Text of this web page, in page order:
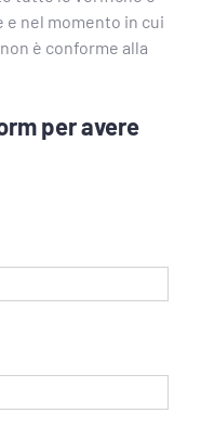
nel momento in cui
è conforme alla
per avere